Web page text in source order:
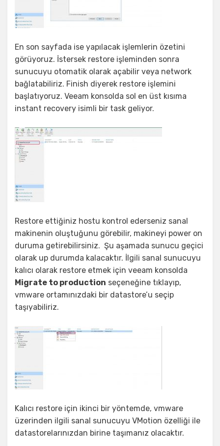
En son sayfada ise yapılacak işlemlerin özetini
görüyoruz. İstersek restore işleminden sonra
sunucuyu otomatik olarak açabilir veya network
bağlatabiliriz. Finish diyerek restore işlemini
başlatıyoruz. Veeam konsolda sol en üst kısıma
instant recovery isimli bir task geliyor.
Restore ettiğiniz hostu kontrol ederseniz sanal
makinenin oluştuğunu görebilir, makineyi power on
duruma getirebilirsiniz. Şu aşamada sunucu geçici
olarak up durumda kalacaktır. İlgili sanal sunucuyu
kalıcı olarak restore etmek için veeam konsolda
Migrate to production seçeneğine tıklayıp,
vmware ortamınızdaki bir datastore’u seçip
taşıyabiliriz.
Kalıcı restore için ikinci bir yöntemde, vmware
üzerinden ilgili sanal sunucuyu VMotion özelliği ile
datastorelarınızdan birine taşımanız olacaktır.